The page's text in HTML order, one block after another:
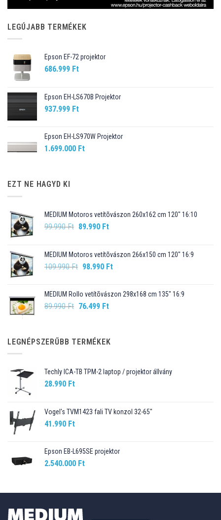
LEGÚJABB TERMÉKEK
Epson EF-72 projektor
686.999 Ft
Epson EH-LS670B Projektor
937.999 Ft
Epson EH-LS970W Projektor
1.699.000 Ft
EZT NE HAGYD KI
MEDIUM Motoros vetítõvászon 260x162 cm 120" 16:10
99.990Ft Original
99.990 Ft.
89.990 FtCurrent
89.990 Ft.
MEDIUM Motoros vetítõvászon 266x150 cm 120" 16:9
109.990Ft Original
109.990 Ft.
98.990 FtCurrent
98.990 Ft.
MEDIUM Rollo vetítõvászon 298x168 cm 135" 16:9
89.990Ft Original
89.990 Ft.
76.499 FtCurrent
76.499 Ft.
LEGNÉPSZERŰBB TERMÉKEK
Techly ICA-TB TPM-2 laptop / projektor állvány
28.990 Ft
Vogel's TVM1423 fali TV konzol 32-65"
41.990 Ft
Epson EB-L695SE projektor
2.540.000 Ft